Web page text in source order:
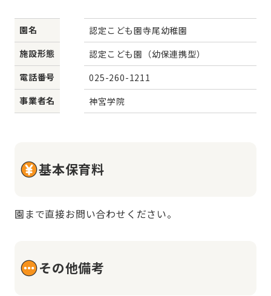
園名
認定こども園寺尾幼稚園
施設形態
認定こども園（幼保連携型）
電話番号
025-260-1211
事業者名
神宮学院
基本保育料
園まで直接お問い合わせください。
その他備考